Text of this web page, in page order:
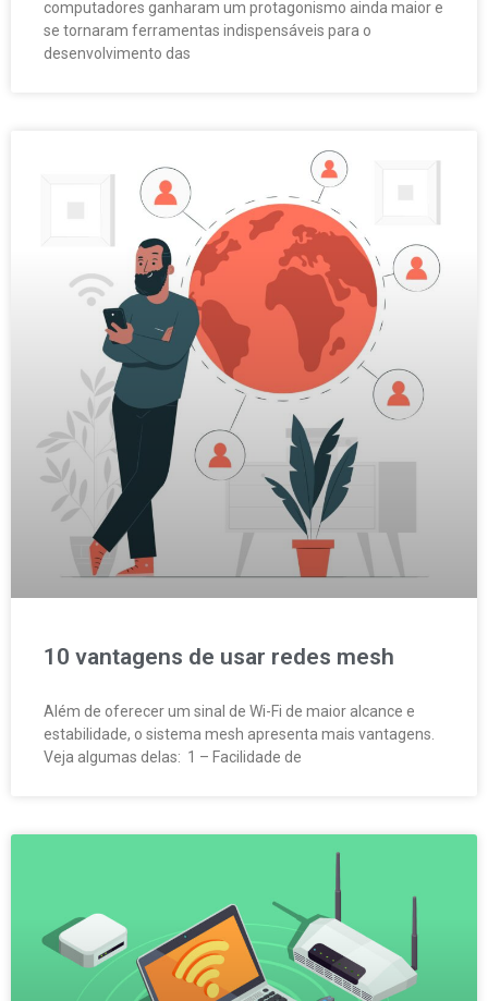
computadores ganharam um protagonismo ainda maior e
se tornaram ferramentas indispensáveis para o
desenvolvimento das
10 vantagens de usar redes mesh
Além de oferecer um sinal de Wi-Fi de maior alcance e
estabilidade, o sistema mesh apresenta mais vantagens.
Veja algumas delas: 1 – Facilidade de